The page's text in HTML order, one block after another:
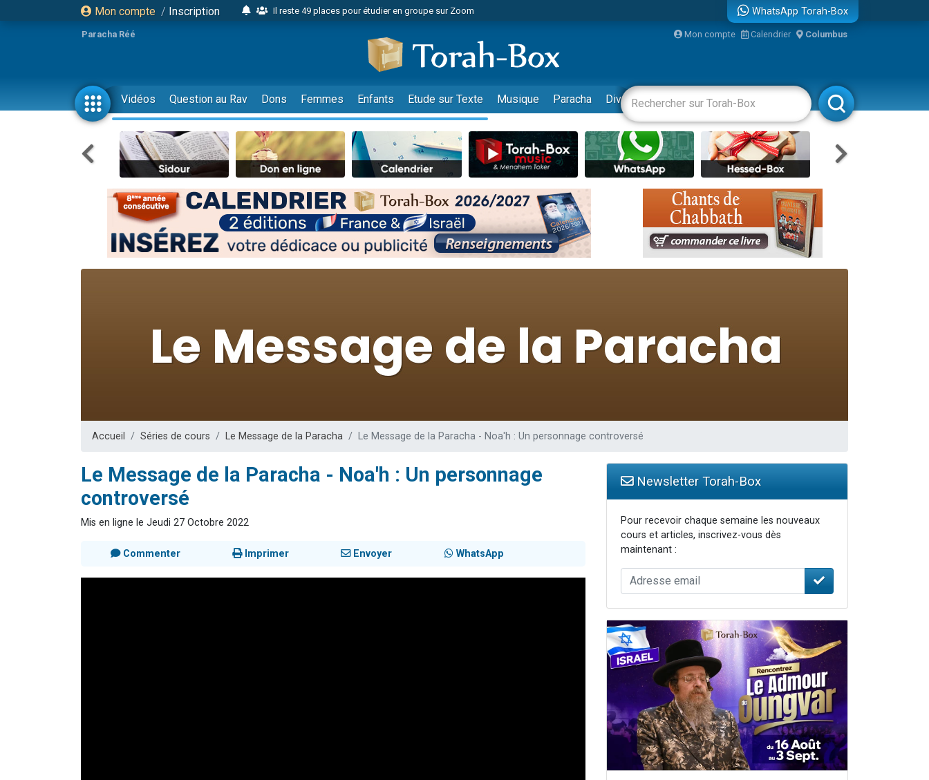
Mon compte / Inscription
Il reste 49 places pour étudier en groupe sur Zoom
2 personnes viennent de nous rejoindre sur WhatsApp
6 personnes viennent de nous rejoindre sur WhatsApp
4 personnes viennent de faire un don pour Reloger Rivka, 6 enfants, victime de violences...
2 personnes viennent de faire un don pour 1 Journée de Vacances Pour les Enfants
17 personnes viennent de demander une bénédiction
4 personnes viennent de nous rejoindre sur WhatsApp
Il reste 49 places pour étudier en groupe sur Zoom
Eva vient de donner son Maasser
4 personnes viennent de nous rejoindre sur WhatsApp
3 personnes viennent de nous rejoindre sur WhatsApp
Odaya vient de donner son Maasser
30 personnes viennent de faire un don pour Sauvez la jambe de Yohan
Il reste 49 places pour étudier en groupe sur Zoom
WhatsApp Torah-Box
Paracha Réé Mon compte Calendrier Columbus
Vidéos Question au Rav Dons Femmes Enfants Etude sur Texte Musique Paracha Divertissements Livres Rabbanim
Accueil Séries de cours Le Message de la Paracha Le Message de la Paracha - Noa'h : Un personnage controversé
Le Message de la Paracha - Noa'h : Un personnage
controversé
Mis en ligne le Jeudi 27 Octobre 2022
Commenter Imprimer Envoyer WhatsApp
Newsletter Torah-Box
Pour recevoir chaque semaine les nouveaux
cours et articles, inscrivez-vous dès
maintenant :